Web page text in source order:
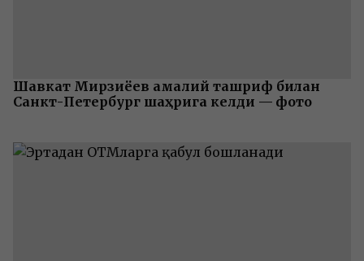
Шавкат Мирзиёев амалий ташриф билан
Санкт-Петербург шаҳрига келди — фото